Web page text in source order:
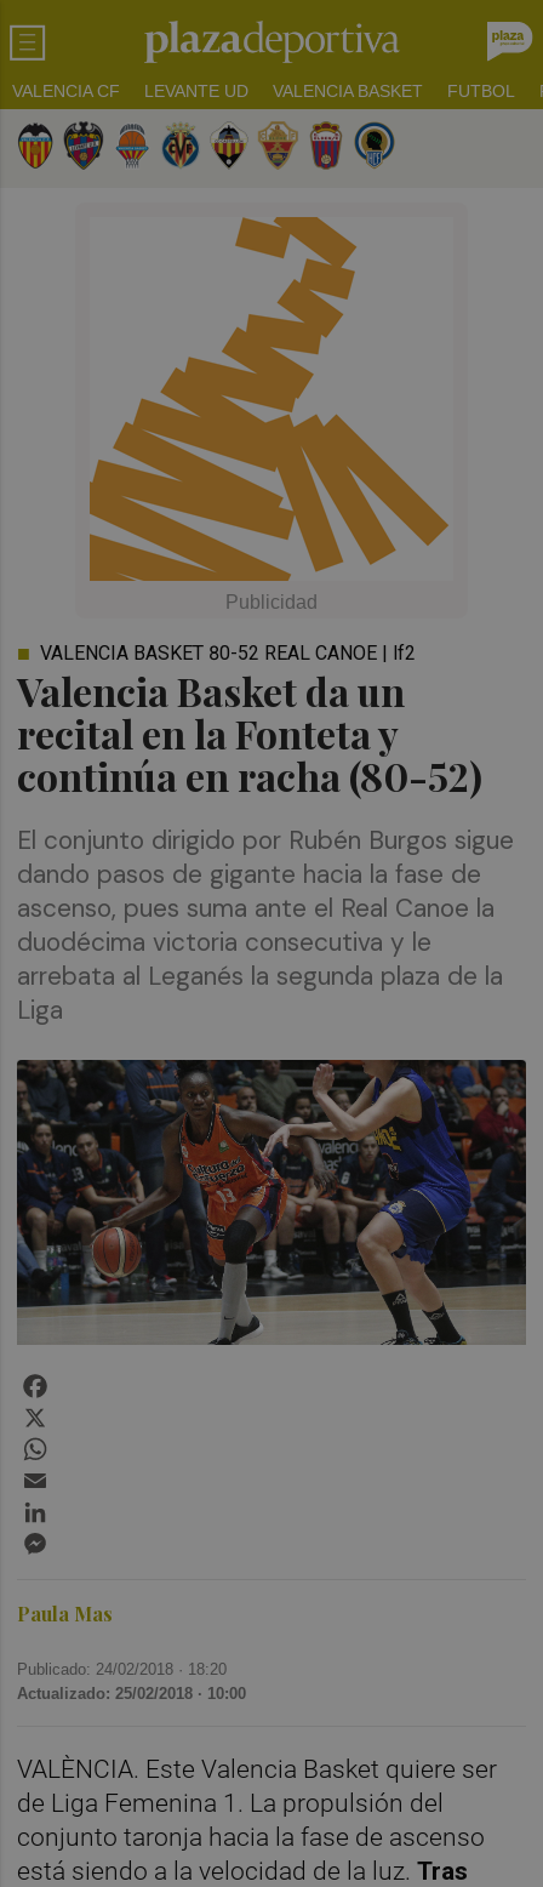
VALENCIA CF LEVANTE UD VALENCIA BASKET FUTBOL
Valencia Basket da un
recital en la Fonteta y
continúa en racha (80-52)
VALENCIA BASKET 80-52 REAL CANOE | lf2
El conjunto dirigido por Rubén Burgos sigue
dando pasos de gigante hacia la fase de
ascenso, pues suma ante el Real Canoe la
duodécima victoria consecutiva y le
arrebata al Leganés la segunda plaza de la
Liga
Paula Mas
Publicado: 24/02/2018 · 18:20
Actualizado: 25/02/2018 · 10:00
VALÈNCIA. Este Valencia Basket quiere ser
de Liga Femenina 1. La propulsión del
conjunto taronja hacia la fase de ascenso
está siendo a la velocidad de la luz.Tras